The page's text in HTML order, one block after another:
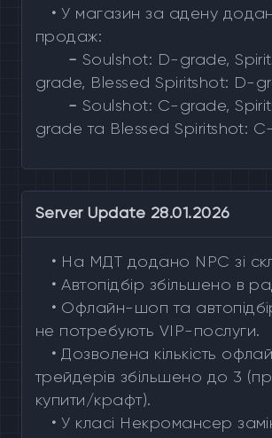
• У магазин за адену
продаж:
- Soulshot: D-grade,
grade, Blessed Spiritshot: D-
- Soulshot: C-grade,
grade та Blessed Spiritshot:
Server Update 28.01.2026
• На МДТ додано NPC зі
• Автопідбір збільшено в
• Офлайн-шоп та
не потребують VIP-послуги.
• Дозволена кількість
трейдерів збільшено до 3
купити/крафт).
• У класі Некромансер